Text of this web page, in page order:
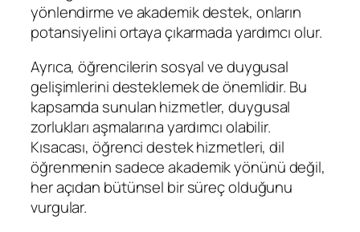
yönlendirme ve akademik destek, onların
potansiyelini ortaya çıkarmada yardımcı olur.
Ayrıca, öğrencilerin sosyal ve duygusal
gelişimlerini desteklemek de önemlidir. Bu
kapsamda sunulan hizmetler, duygusal
zorlukları aşmalarına yardımcı olabilir.
Kısacası, öğrenci destek hizmetleri, dil
öğrenmenin sadece akademik yönünü değil,
her açıdan bütünsel bir süreç olduğunu
vurgular.